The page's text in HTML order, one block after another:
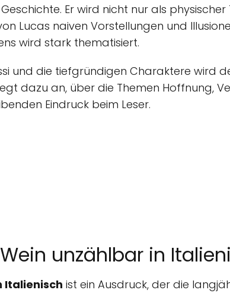
Er wird nicht nur als physischer
Lucas naiven Vorstellungen und
wird stark thematisiert.
und die tiefgründigen Charaktere wird
dazu an, über die Themen Hoffnung,
Eindruck beim Leser.
unzählbar in
Italienisch ist ein Ausdruck, der die